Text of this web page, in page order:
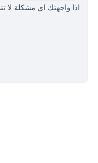
اذا واجهتك اي مشكلة لا